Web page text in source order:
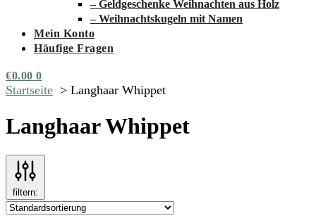
– Geldgeschenke Weihnachten aus Holz
– Weihnachtskugeln mit Namen
Mein Konto
Häufige Fragen
€0.00 0
Startseite Langhaar Whippet
Langhaar Whippet
filtern: